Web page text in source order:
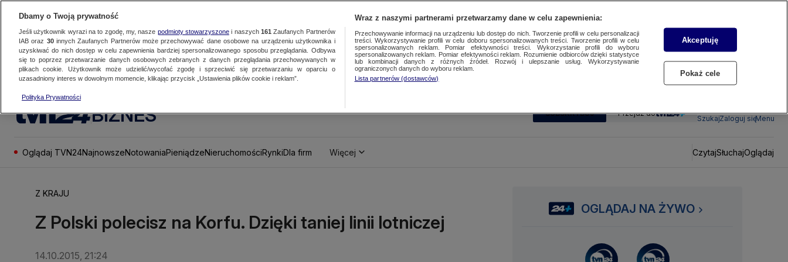
BIZNES SUBSKRYBUJ Przejdź do
SzukajZaloguj sięMenu
Oglądaj TVN24NajnowszeNotowaniaPieniądzeNieruchomościRynkiDla firm Więcej CzytajSłuchajOglądaj
Z KRAJU
Z Polski polecisz na Korfu. Dzięki taniej linii lotniczej
14.10.2015, 21:24
OGLĄDAJ NA ŻYWO
Dbamy o Twoją prywatność
Jeśli użytkownik wyrazi na to zgodę, my, nasze podmioty stowarzyszonei naszych 161 Zaufanych Partnerów
IAB oraz 30innych Zaufanych Partnerów może przechowywać dane osobowe na urządzeniu użytkownika i
uzyskiwać do nich dostęp w celu zapewnienia bardziej spersonalizowanego sposobu przeglądania. Odbywa
się to poprzez przetwarzanie danych osobowych zebranych z danych przeglądania przechowywanych w
plikach cookie. Użytkownik może udzielić/wycofać zgodę i sprzeciwić się przetwarzaniu w oparciu o
uzasadniony interes w dowolnym momencie, klikając przycisk „Ustawienia plików cookie i reklam”.
Polityka Prywatności
Wraz z naszymi partnerami przetwarzamy dane w celu zapewnienia:
Przechowywanie informacji na urządzeniu lub dostęp do nich. Tworzenie profili w celu personalizacji
treści. Wykorzystywanie profili w celu doboru spersonalizowanych treści. Tworzenie profili w celu
spersonalizowanych reklam. Pomiar efektywności treści. Wykorzystanie profili do wyboru
spersonalizowanych reklam. Pomiar efektywności reklam. Rozumienie odbiorców dzięki statystyce
lub kombinacji danych z różnych źródeł. Rozwój i ulepszanie usług. Wykorzystywanie
ograniczonych danych do wyboru reklam.
Lista partnerów (dostawców)
Akceptuję
Pokaż cele